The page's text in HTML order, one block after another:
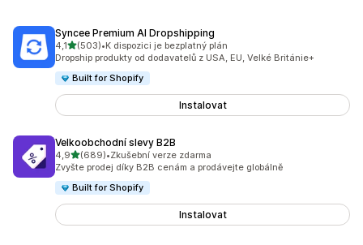
Syncee Premium AI Dropshipping
4,1z 5 hvězd
(503)
Celkový počet recenzí: 503
•K dispozici je bezplatný plán
Dropship produkty od dodavatelů z USA, EU, Velké Británie+
Built for Shopify
Instalovat
Velkoobchodní slevy B2B
4,9z 5 hvězd
(689)
Celkový počet recenzí: 689
•Zkušební verze zdarma
Zvyšte prodej díky B2B cenám a prodávejte globálně
Built for Shopify
Instalovat